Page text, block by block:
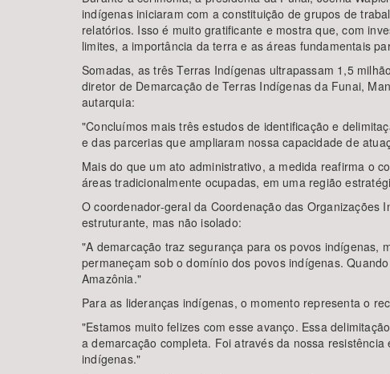
indígenas iniciaram com a constituição de grupos de
relatórios. Isso é muito gratificante e mostra que, com
limites, a importância da terra e as áreas fundamentais
Somadas, as três Terras Indígenas ultrapassam 1,5
diretor de Demarcação de Terras Indígenas da Funai,
autarquia:
"Concluímos mais três estudos de identificação e
e das parcerias que ampliaram nossa capacidade de
Mais do que um ato administrativo, a medida reafirma o
áreas tradicionalmente ocupadas, em uma região
O coordenador-geral da Coordenação das Organizações
estruturante, mas não isolado:
"A demarcação traz segurança para os povos indígenas,
permaneçam sob o domínio dos povos indígenas.
Amazônia."
Para as lideranças indígenas, o momento representa o
"Estamos muito felizes com esse avanço. Essa
a demarcação completa. Foi através da nossa
indígenas."